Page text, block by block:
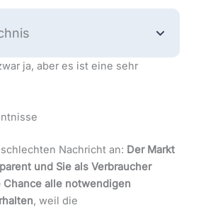
ja, aber es ist eine sehr
Nachricht an: Der Markt
und Sie als Verbraucher
Chance alle notwendigen
, weil die